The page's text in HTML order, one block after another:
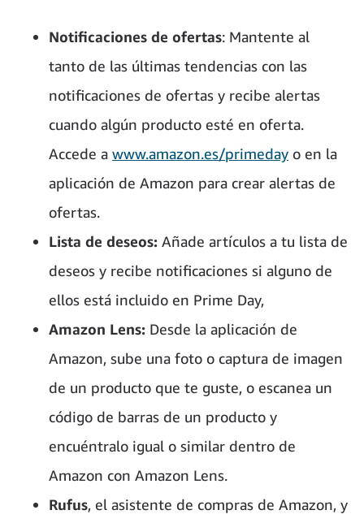
Notificaciones de ofertas: Mantente al
tanto de las últimas tendencias con las
notificaciones de ofertas y recibe alertas
cuando algún producto esté en oferta.
Accede a www.amazon.es/primeday o en la
aplicación de Amazon para crear alertas de
ofertas.
Lista de deseos: Añade artículos a tu lista de
deseos y recibe notificaciones si alguno de
ellos está incluido en Prime Day,
Amazon Lens: Desde la aplicación de
Amazon, sube una foto o captura de imagen
de un producto que te guste, o escanea un
código de barras de un producto y
encuéntralo igual o similar dentro de
Amazon con Amazon Lens.
Rufus, el asistente de compras de Amazon, y